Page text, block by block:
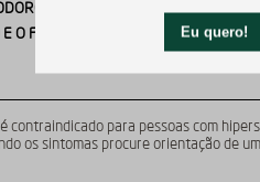
É UM MEDICAMENTO. SEU
E O FARMACÊUTICO. LEIA A BULA. SE
contraindicado para pessoas com
os sintomas procure orientação de